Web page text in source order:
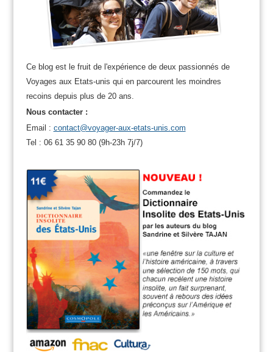
Ce blog est le fruit de l'expérience de deux passionnés de
Voyages aux Etats-unis qui en parcourent les moindres
recoins depuis plus de 20 ans.
Nous contacter :
Email : contact@voyager-aux-etats-unis.com
Tel : 06 61 35 90 80 (9h-23h 7j/7)